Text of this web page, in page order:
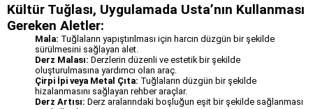
Kültür Tuğlası, Uygulamada Usta’nın Kullanması
Gereken Aletler:
Mala: Tuğlaların yapıştırılması için harcın düzgün bir şekilde
sürülmesini sağlayan alet.
Derz Malası: Derzlerin düzenli ve estetik bir şekilde
oluşturulmasına yardımcı olan araç.
Çirpi İpi veya Metal Çıta: Tuğlaların düzgün bir şekilde
hizalanmasını sağlayan rehber araçlar.
Derz Artısı: Derz aralarındaki boşluğun eşit bir şekilde sağlanması